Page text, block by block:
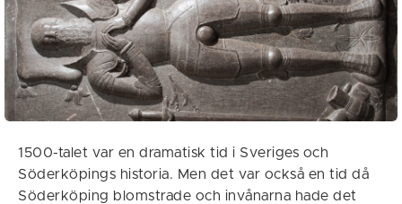
1500-talet var en dramatisk tid i Sveriges och
Söderköpings historia. Men det var också en tid då
Söderköping blomstrade och invånarna hade det